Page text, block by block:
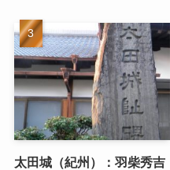
太田城（紀州）：羽柴秀吉